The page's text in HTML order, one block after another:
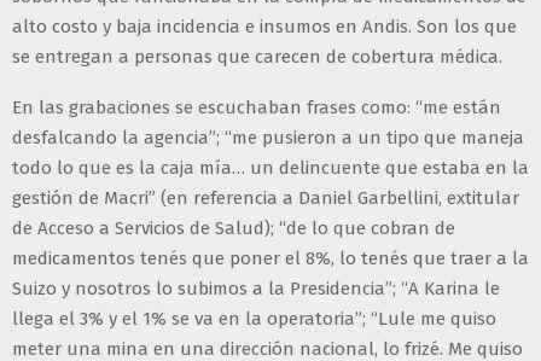
alto costo y baja incidencia e insumos en Andis. Son los que
se entregan a personas que carecen de cobertura médica.
En las grabaciones se escuchaban frases como: “me están
desfalcando la agencia”; “me pusieron a un tipo que maneja
todo lo que es la caja mía… un delincuente que estaba en la
gestión de Macri” (en referencia a Daniel Garbellini, extitular
de Acceso a Servicios de Salud); “de lo que cobran de
medicamentos tenés que poner el 8%, lo tenés que traer a la
Suizo y nosotros lo subimos a la Presidencia”; “A Karina le
llega el 3% y el 1% se va en la operatoria”; “Lule me quiso
meter una mina en una dirección nacional, lo frizé. Me quiso